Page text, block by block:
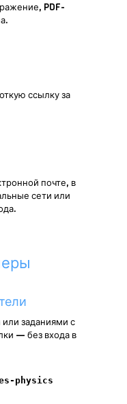
PDF-
ссылку за
почте, в
сети или
заданиями с
— без входа в
physics